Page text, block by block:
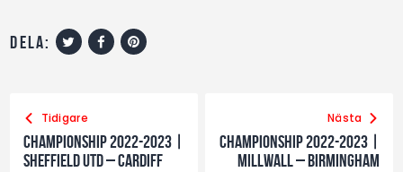
dela:
Tidigare
Championship 2022-2023 |
Sheffield Utd – Cardiff
Nästa
Championship 2022-2023 |
Millwall – Birmingham